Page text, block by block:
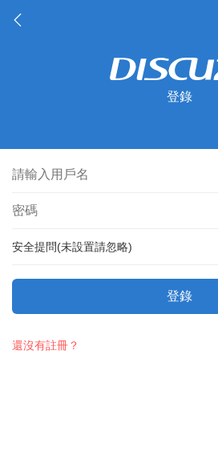
登錄
安全提問(未設置請忽略)
登錄
還沒有註冊？